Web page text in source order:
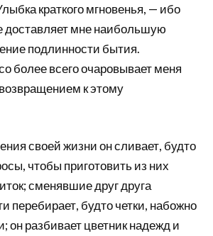
краткого мгновенья, — ибо
доставляет мне наибольшую
подлинности бытия.
более всего очаровывает меня
к этому
своей жизни он сливает, будто
чтобы приготовить из них
сменявшие друг друга
перебирает, будто четки, набожно
он разбивает цветник надежд и